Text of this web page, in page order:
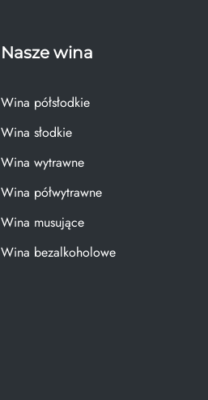
Nasze wina
Wina półsłodkie
Wina słodkie
Wina wytrawne
Wina półwytrawne
Wina musujące
Wina bezalkoholowe